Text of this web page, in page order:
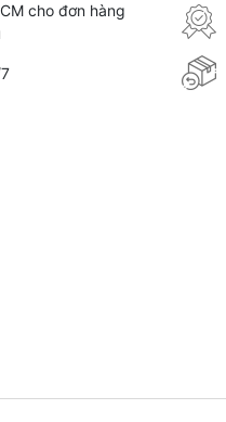
cho đơn hàng